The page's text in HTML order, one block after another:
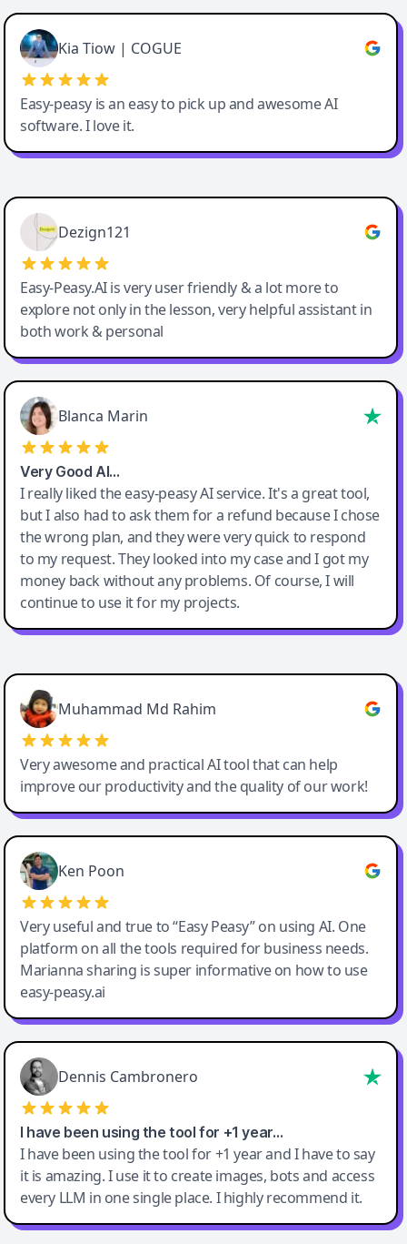
Cody Crabb
Great service, Best AI tool
Kia Tiow | COGUE
Easy-peasy is an easy to pick up and awesome AI
software. I love it.
Easy-Peasy AI
Dezign121
Easy-Peasy.AI is very user friendly & a lot more to
explore not only in the lesson, very helpful assistant in
both work & personal
Blanca Marin
Very Good AI…
I really liked the easy-peasy AI service. It's a great tool,
but I also had to ask them for a refund because I chose
the wrong plan, and they were very quick to respond
to my request. They looked into my case and I got my
money back without any problems. Of course, I will
continue to use it for my projects.
Easy-Peasy AI
Muhammad Md Rahim
Very awesome and practical AI tool that can help
improve our productivity and the quality of our work!
Ken Poon
Very useful and true to “Easy Peasy” on using AI. One
platform on all the tools required for business needs.
Marianna sharing is super informative on how to use
easy-peasy.ai
Dennis Cambronero
I have been using the tool for +1 year…
I have been using the tool for +1 year and I have to say
it is amazing. I use it to create images, bots and access
every LLM in one single place. I highly recommend it.